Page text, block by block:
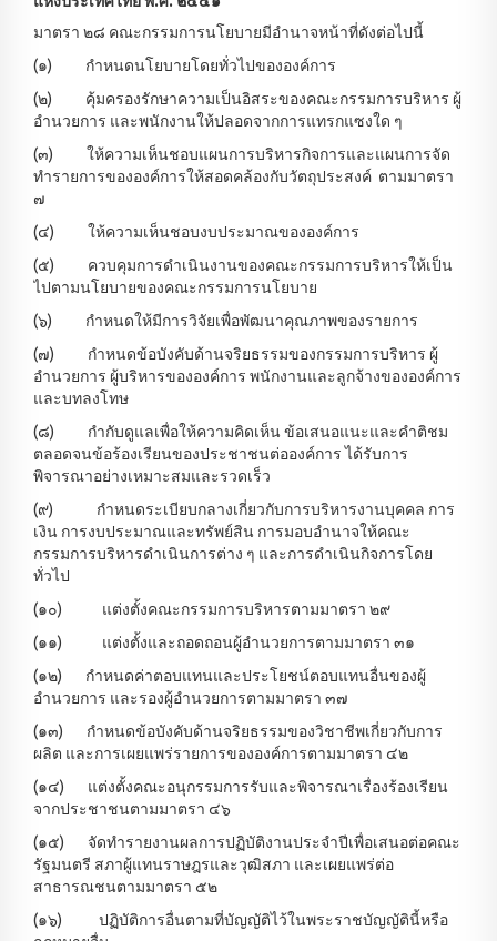
มาตรา ๒๘ คณะกรรมการนโยบายมีอำนาจหน้าที่ดังต่อไปนี้
(๑) กำหนดนโยบายโดยทั่วไปขององค์การ
(๒) คุ้มครองรักษาความเป็นอิสระของคณะกรรมการบริหาร ผู้
อำนวยการ และพนักงานให้ปลอดจากการแทรกแซงใด ๆ
(๓) ให้ความเห็นชอบแผนการบริหารกิจการและแผนการจัด
ทำรายการขององค์การให้สอดคล้องกับวัตถุประสงค์ ตามมาตรา
๗
(๔) ให้ความเห็นชอบงบประมาณขององค์การ
(๕) ควบคุมการดำเนินงานของคณะกรรมการบริหารให้เป็น
ไปตามนโยบายของคณะกรรมการนโยบาย
(๖) กำหนดให้มีการวิจัยเพื่อพัฒนาคุณภาพของรายการ
(๗) กำหนดข้อบังคับด้านจริยธรรมของกรรมการบริหาร ผู้
อำนวยการ ผู้บริหารขององค์การ พนักงานและลูกจ้างขององค์การ
และบทลงโทษ
(๘) กำกับดูแลเพื่อให้ความคิดเห็น ข้อเสนอแนะและคำติชม
ตลอดจนข้อร้องเรียนของประชาชนต่อองค์การ ได้รับการ
พิจารณาอย่างเหมาะสมและรวดเร็ว
(๙) กำหนดระเบียบกลางเกี่ยวกับการบริหารงานบุคคล การ
เงิน การงบประมาณและทรัพย์สิน การมอบอำนาจให้คณะ
กรรมการบริหารดำเนินการต่าง ๆ และการดำเนินกิจการโดย
ทั่วไป
(๑๐) แต่งตั้งคณะกรรมการบริหารตามมาตรา ๒๙
(๑๑) แต่งตั้งและถอดถอนผู้อำนวยการตามมาตรา ๓๑
(๑๒) กำหนดค่าตอบแทนและประโยชน์ตอบแทนอื่นของผู้
อำนวยการ และรองผู้อำนวยการตามมาตรา ๓๗
(๑๓) กำหนดข้อบังคับด้านจริยธรรมของวิชาชีพเกี่ยวกับการ
ผลิต และการเผยแพร่รายการขององค์การตามมาตรา ๔๒
(๑๔) แต่งตั้งคณะอนุกรรมการรับและพิจารณาเรื่องร้องเรียน
จากประชาชนตามมาตรา ๔๖
(๑๕) จัดทำรายงานผลการปฏิบัติงานประจำปีเพื่อเสนอต่อคณะ
รัฐมนตรี สภาผู้แทนราษฎรและวุฒิสภา และเผยแพร่ต่อ
สาธารณชนตามมาตรา ๕๒
(๑๖) ปฏิบัติการอื่นตามที่บัญญัติไว้ในพระราชบัญญัตินี้หรือ